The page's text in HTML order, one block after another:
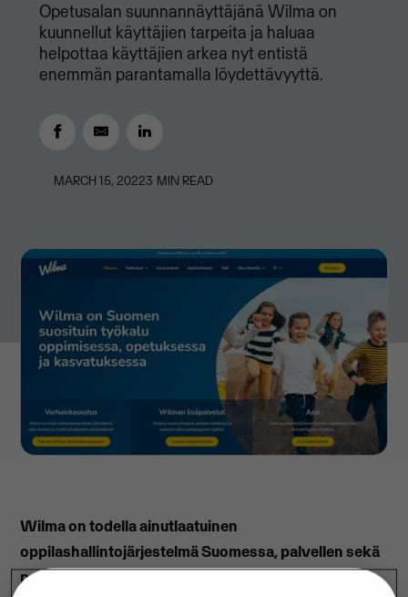
Opetusalan suunnannäyttäjänä Wilma on
kuunnellut käyttäjien tarpeita ja haluaa
helpottaa käyttäjien arkea nyt entistä
enemmän parantamalla löydettävyyttä.
MARCH 15, 20223 MIN READ
Wilma on todella ainutlaatuinen
oppilashallintojärjestelmä Suomessa, palvellen sekä
perheitä että oppilaitoksia aina